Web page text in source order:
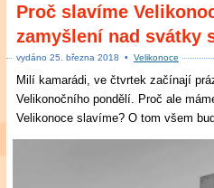
Proč slavíme
zamyšlení nad svátky
vydáno 25 března 2018 • Velikonoce
Milí kamarádi, ve čtvrtek začínají
Velikonočního pondělí. Proč ale
Velikonoce slavíme? O tom všem